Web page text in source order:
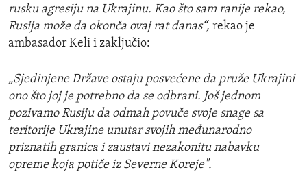
rusku agresiju na Ukrajinu. Kao što sam ranije rekao,
Rusija može da okonča ovaj rat danas“, rekao je
ambasador Keli i zaključio:
„Sjedinjene Države ostaju posvećene da pruže Ukrajini
ono što joj je potrebno da se odbrani. Još jednom
pozivamo Rusiju da odmah povuče svoje snage sa
teritorije Ukrajine unutar svojih međunarodno
priznatih granica i zaustavi nezakonitu nabavku
opreme koja potiče iz Severne Koreje".